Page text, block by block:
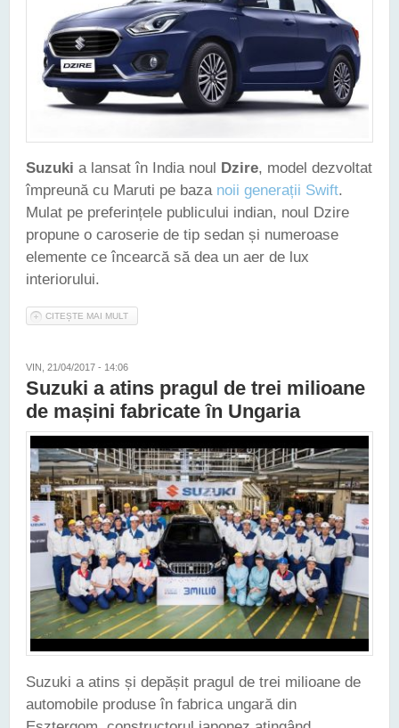
Suzuki a lansat în India noul Dzire, model dezvoltat
împreună cu Maruti pe baza noii generații Swift.
Mulat pe preferințele publicului indian, noul Dzire
propune o caroserie de tip sedan și numeroase
elemente ce încearcă să dea un aer de lux
interiorului.
CITEȘTE MAI MULT
VIN, 21/04/2017 - 14:06
Suzuki a atins pragul de trei milioane
de mașini fabricate în Ungaria
Suzuki a atins și depășit pragul de trei milioane de
automobile produse în fabrica ungară din